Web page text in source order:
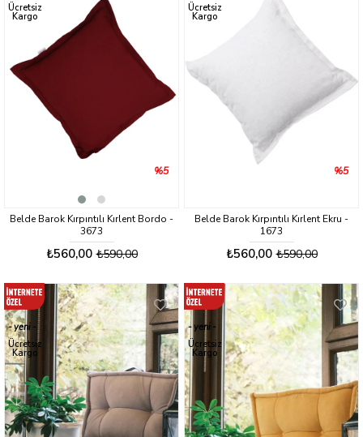
Belde Barok Kırpıntılı Kırlent Bordo -
3673
₺560,00 ₺590,00
%5
ürün
Ücretsiz
Kargo
Belde Barok Kırpıntılı Kırlent Ekru -
1673
₺560,00 ₺590,00
%5
ürün
Ücretsiz
Kargo
yeni
ürün
Ücretsiz
Kargo
yeni
ürün
Ücretsiz
Kargo